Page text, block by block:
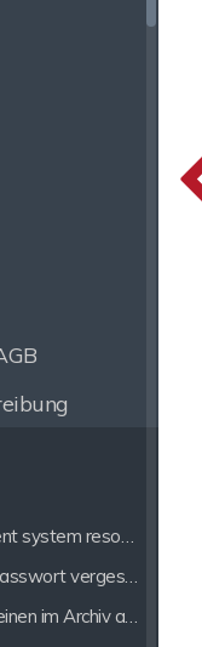
452 4.3.1 insufficient system resources
admin / sfadmin Passwort vergessen
Alle E-Mails erscheinen im Archiv als ausgehende E-Mails